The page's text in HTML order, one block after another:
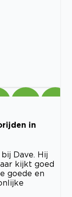
in
Dave. Hij
kijkt goed
goede en